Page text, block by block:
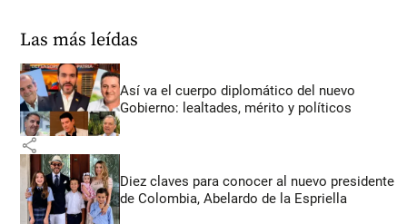
Las más leídas
Así va el cuerpo diplomático del nuevo
Gobierno: lealtades, mérito y políticos
share
Diez claves para conocer al nuevo presidente
de Colombia, Abelardo de la Espriella